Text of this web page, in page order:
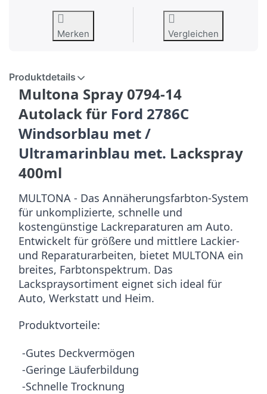
Merken Vergleichen
Produktdetails
Multona Spray 0794-14
Autolack für Ford 2786C
Windsorblau met /
Ultramarinblau met. Lackspray
400ml
MULTONA - Das Annäherungsfarbton-System
für unkomplizierte, schnelle und
kostengünstige Lackreparaturen am Auto.
Entwickelt für größere und mittlere Lackier-
und Reparaturarbeiten, bietet MULTONA ein
breites, Farbtonspektrum. Das
Lackspraysortiment eignet sich ideal für
Auto, Werkstatt und Heim.
Produktvorteile:
-Gutes Deckvermögen
-Geringe Läuferbildung
-Schnelle Trocknung